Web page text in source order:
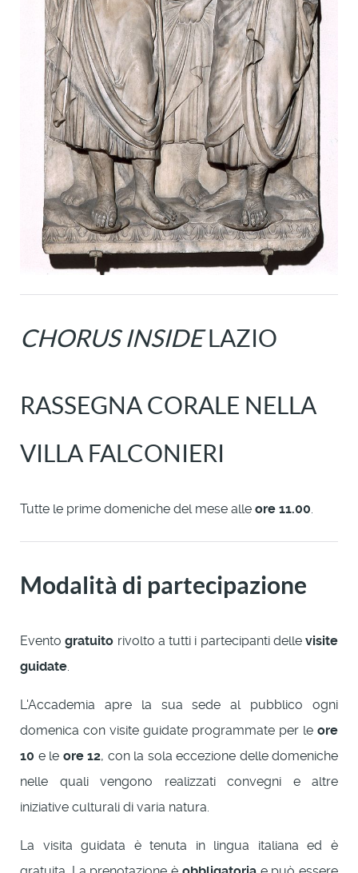
CHORUS INSIDELAZIO
RASSEGNA CORALE NELLA
VILLA FALCONIERI
Tutte le prime domeniche del mese alle ore 11.00.
Modalità di partecipazione
Eventogratuito rivolto a tutti i partecipanti delle visite
guidate.
L'Accademia apre la sua sede al pubblico ogni
domenica con visite guidate programmate per le ore
10 e le ore 12, con la sola eccezione delle domeniche
nelle quali vengono realizzati convegni e altre
iniziative culturali di varia natura.
La visita guidata è tenuta in lingua italiana ed è